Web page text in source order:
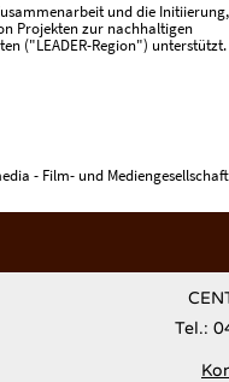
und die Initiierung,
Projekten zur nachhaltigen
("LEADER-Region") unterstützt.
- Film- und Mediengesellschaft
Tel.: